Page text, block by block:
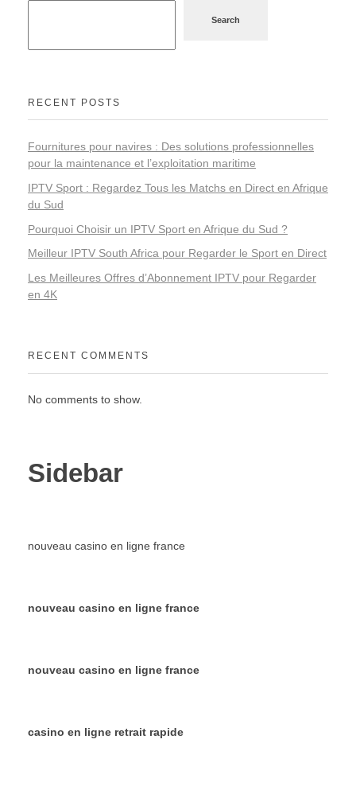
Search
RECENT POSTS
Fournitures pour navires : Des solutions professionnelles
pour la maintenance et l’exploitation maritime
IPTV Sport : Regardez Tous les Matchs en Direct en Afrique
du Sud
Pourquoi Choisir un IPTV Sport en Afrique du Sud ?
Meilleur IPTV South Africa pour Regarder le Sport en Direct
Les Meilleures Offres d’Abonnement IPTV pour Regarder
en 4K
RECENT COMMENTS
No comments to show.
Sidebar
nouveau casino en ligne france
nouveau casino en ligne france
nouveau casino en ligne france
casino en ligne retrait rapide